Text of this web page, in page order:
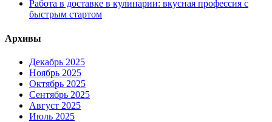
Работа в доставке в кулинарии: вкусная профессия с
быстрым стартом
Архивы
Декабрь 2025
Ноябрь 2025
Октябрь 2025
Сентябрь 2025
Август 2025
Июль 2025